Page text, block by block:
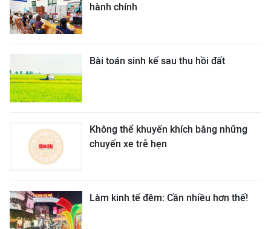
hành chính
Bài toán sinh kế sau thu hồi đất
Không thể khuyến khích bằng những
chuyến xe trễ hẹn
Làm kinh tế đêm: Cần nhiều hơn thế!